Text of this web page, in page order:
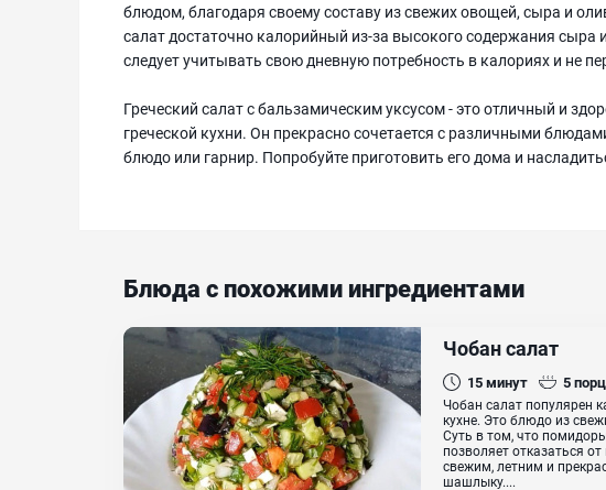
блюдом, благодаря своему составу из свежих овощей, сыра и
салат достаточно калорийный из-за высокого содержания сыра
следует учитывать свою дневную потребность в калориях и не
Греческий салат с бальзамическим уксусом - это отличный и
греческой кухни. Он прекрасно сочетается с различными
блюдо или гарнир. Попробуйте приготовить его дома и
Блюда с похожими ингредиентами
Чобан салат
15минут 5
Чобан салат популярен
кухне. Это блюдо из
Суть в том, что
позволяет отказаться
свежим, летним и
шашлыку....